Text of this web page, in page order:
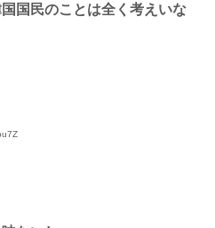
国民のことは全く考えいな